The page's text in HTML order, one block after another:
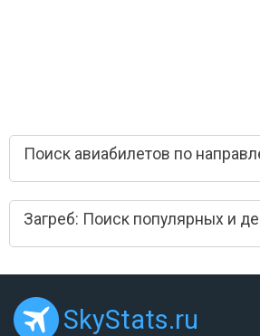
Поиск авиабилетов по
Загреб: Поиск популярных и
SkyStats.ru